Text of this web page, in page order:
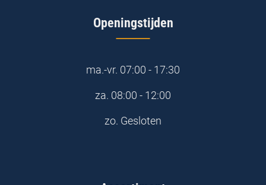
Openingstijden
ma.-vr. 07:00 - 17:30
za. 08:00 - 12:00
zo. Gesloten